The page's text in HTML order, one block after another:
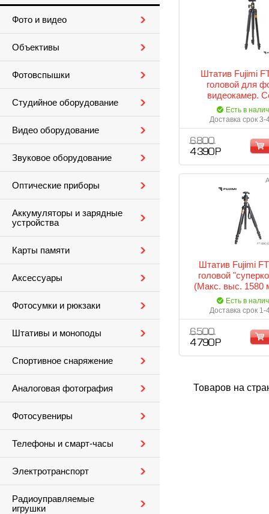
Фото и видео
Объективы
Фотовспышки
Студийное оборудование
Видео оборудование
Звуковое оборудование
Оптические приборы
Аккумуляторы и зарядные
устройства
Карты памяти
Аксессуары
Фотосумки и рюкзаки
Штативы и моноподы
Спортивное снаряжение
Аналоговая фотография
Фотосувениры
Телефоны и смарт-часы
Электротранспорт
Радиоуправляемые
игрушки
Штатив Fujimi
головой для
видеокамер.
"классик" Макс.
мм, 3 секц. макс.
Есть в
Доставка срок 3-
6 800
4 390 Р
Штатив Fujimi
головой
(Макс. выс. 1580
выс. 430 мм, 4
нагр. 10 кг)
Есть в
Доставка срок 1-
6 500
4 790 Р
Товаров на